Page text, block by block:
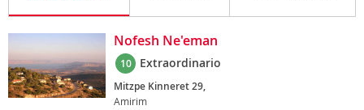
Nofesh Ne'eman
10 Extraordinario
Mitzpe Kinneret 29,
Amirim